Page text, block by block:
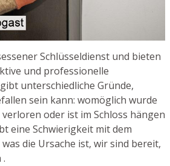
Schlüsseldienst und bieten
und professionelle
unterschiedliche Gründe,
sein kann: womöglich wurde
oder ist im Schloss hängen
eine Schwierigkeit mit dem
was die Ursache ist, wir sind bereit,